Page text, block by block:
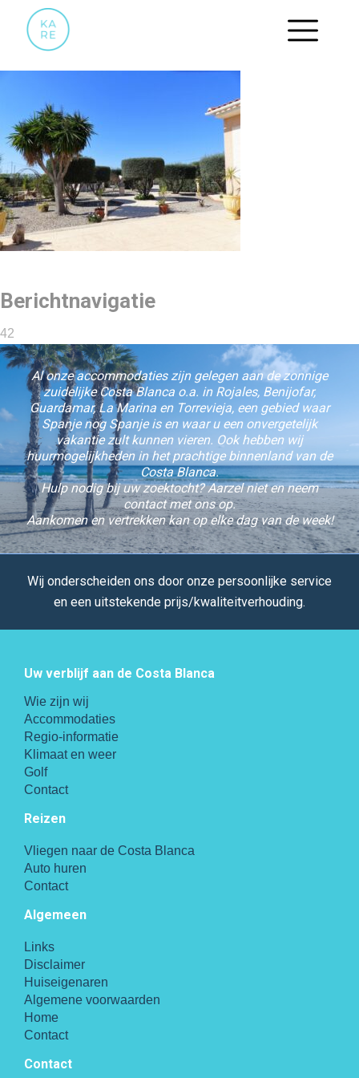
Berichtnavigatie
42
Al onze accommodaties zijn gelegen aan de zonnige
zuidelijke Costa Blanca o.a. in Rojales, Benijofar,
Guardamar, La Marina en Torrevieja, een gebied waar
Spanje nog Spanje is en waar u een onvergetelijk
vakantie zult kunnen vieren. Ook hebben wij
huurmogelijkheden in het prachtige binnenland van de
Costa Blanca.
Hulp nodig bij uw zoektocht? Aarzel niet en neem
contact met ons op.
Aankomen en vertrekken kan op elke dag van de week!
Wij onderscheiden ons door onze persoonlijke service
en een uitstekende prijs/kwaliteitverhouding.
Uw verblijf aan de Costa Blanca
Wie zijn wij
Accommodaties
Regio-informatie
Klimaat en weer
Golf
Contact
Reizen
Vliegen naar de Costa Blanca
Auto huren
Contact
Algemeen
Links
Disclaimer
Huiseigenaren
Algemene voorwaarden
Home
Contact
Contact